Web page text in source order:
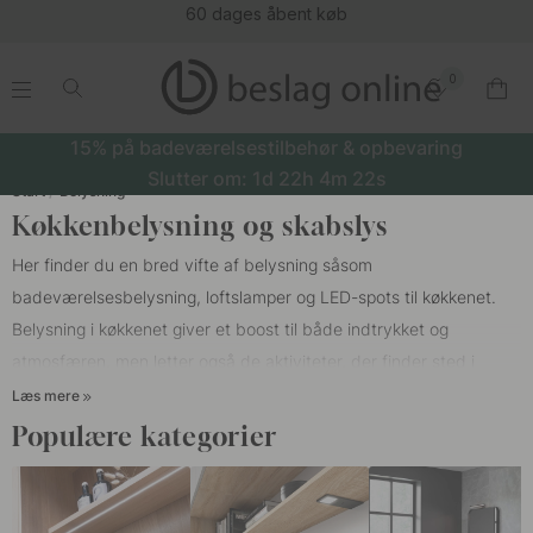
60 dages åbent køb
.
0
.
15% på badeværelsestilbehør & opbevaring
Slutter om: 1d 22h 4m 21s
Start Belysning
Køkkenbelysning og skabslys
Her finder du en bred vifte af belysning såsom
badeværelsesbelysning, loftslamper og LED-spots til køkkenet.
Belysning i køkkenet giver et boost til både indtrykket og
køkkenet. For eksempel lægger god arbejdsbelysning under
køkkenskabe værdi for det faktum, at flere overflader virkelig
kommer i brug. Køkkenet er et af værelserne i hjemmet med de
højeste belysningskrav, det skal ikke kun være pænt og
behageligt, men også arbejde til en række forskellige anvendelser.
Læs mere
Populære kategorier